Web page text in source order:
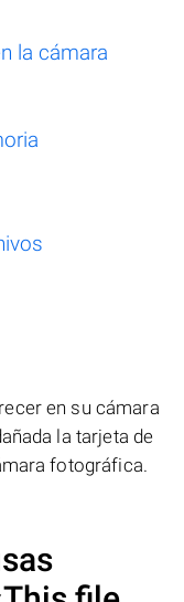
la cámara
en su cámara
la tarjeta de
fotográfica.